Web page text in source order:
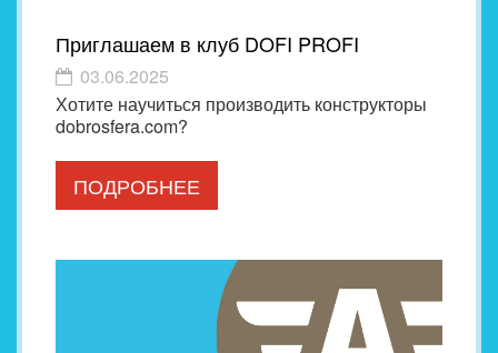
Приглашаем в клуб DOFI PROFI
03.06.2025
Хотите научиться производить конструкторы
dobrosfera.com?
ПОДРОБНЕЕ